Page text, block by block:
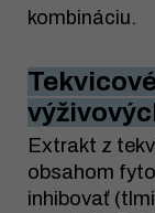
kombináciu.
Extrakt z
obsahom
inhibovať